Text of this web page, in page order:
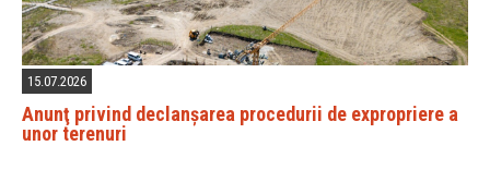
15.07.2026
Anunţ privind declanșarea procedurii de expropriere a
unor terenuri